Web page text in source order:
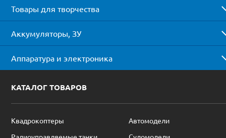
Товары для творчества
Аккумуляторы, ЗУ
Аппаратура и электроника
КАТАЛОГ ТОВАРОВ
Квадрокоптеры
Автомодели